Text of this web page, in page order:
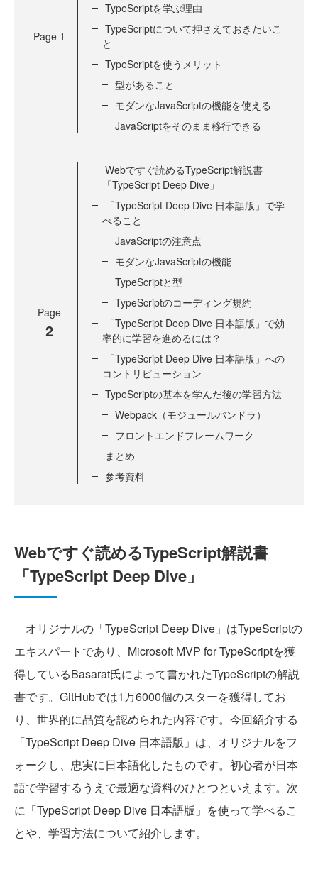
Page 1
TypeScriptを学ぶ理由
TypeScriptについて押さえておきたいこ
と
TypeScriptを使うメリット
型があること
モダンなJavaScriptの機能を使える
JavaScriptをそのまま移行できる
Page
2
Webですぐ読めるTypeScript解説書
「TypeScript Deep Dive」
「TypeScript Deep Dive 日本語版」で学
べること
JavaScriptの注意点
モダンなJavaScriptの機能
TypeScriptと型
TypeScriptのコーディング規約
「TypeScript Deep Dive 日本語版」で効
率的に学習を進めるには？
「TypeScript Deep Dive 日本語版」への
コントリビューション
TypeScriptの基本を学んだ後の学習方法
Webpack（モジュールバンドラ）
フロントエンドフレームワーク
まとめ
参考資料
Webですぐ読めるTypeScript解説書
「TypeScript Deep Dive」
オリジナルの「TypeScript Deep Dive」はTypeScriptの
エキスパートであり、Microsoft MVP for TypeScriptを獲
得しているBasarat氏によって書かれたTypeScriptの解説
書です。GitHubでは1万6000個のスターを獲得してお
り、世界的に品質を認められた内容です。今回紹介する
「TypeScript Deep Dive 日本語版」は、オリジナルをフ
ォークし、忠実に日本語化したものです。初心者が日本
語で学習するうえで最適な資料のひとつといえます。次
に「TypeScript Deep Dive 日本語版」を使って学べるこ
とや、学習方法について紹介します。